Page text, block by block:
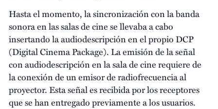
Hasta el momento, la sincronización con la banda
sonora en las salas de cine se llevaba a cabo
insertando la audiodescripción en el propio DCP
(Digital Cinema Package). La emisión de la señal
con audiodescripción en la sala de cine requiere de
la conexión de un emisor de radiofrecuencia al
proyector. Esta señal es recibida por los receptores
que se han entregado previamente a los usuarios.